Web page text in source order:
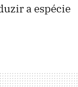
a espécie